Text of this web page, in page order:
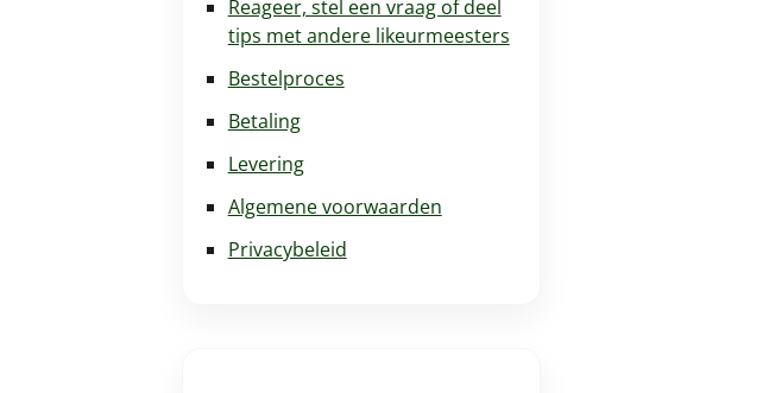
Reageer, stel een vraag of deel
tips met andere likeurmeesters
Bestelproces
Betaling
Levering
Algemene voorwaarden
Privacybeleid